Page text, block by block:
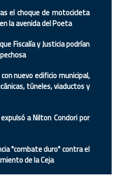
el choque de motocicleta
la avenida del Poeta
Fiscalía y Justicia podrían
nuevo edificio municipal,
túneles, viaductos y
a Nilton Condori por
"combate duro" contra el
de la Ceja